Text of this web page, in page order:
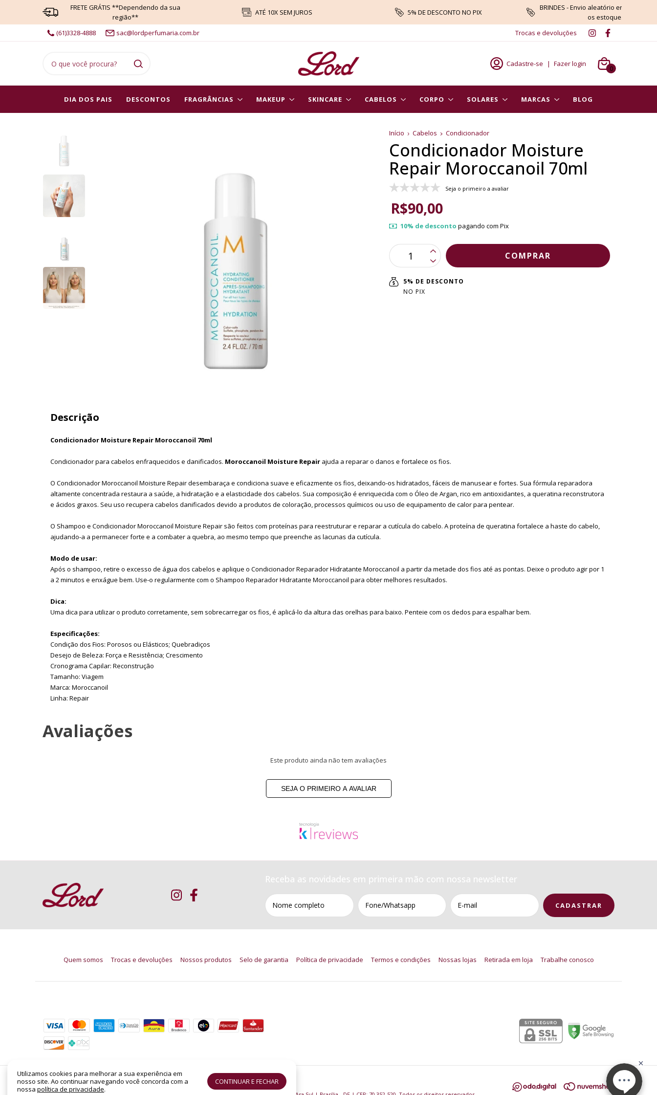
FRETE GRÁTIS **Dependendo da sua
região**
ATÉ 10X SEM JUROS 5% DE DESCONTO NO PIX
BRINDES - Envio aleatório enquanto
os estoques
(61)3328-4888
sac@lordperfumaria.com.br Trocas e devoluções
Cadastre-se | Fazer login
0
DIA DOS PAIS DESCONTOS FRAGRÂNCIAS MAKEUP SKINCARE CABELOS CORPO SOLARES MARCAS BLOG
Utilizamos cookies para melhorar a sua experiência em
nosso site. Ao continuar navegando você concorda com a
nossa política de privacidade.
CONTINUAR E FECHAR
Início Cabelos Condicionador
Condicionador Moisture
Repair Moroccanoil 70ml
Seja o primeiro a avaliar
R$90,00
10% de desconto pagando com Pix
5% DE DESCONTO
NO PIX
Descrição
Condicionador Moisture Repair Moroccanoil 70ml
Condicionador para cabelos enfraquecidos e danificados. Moroccanoil Moisture Repair ajuda a reparar o danos e fortalece os fios.
O Condicionador Moroccanoil Moisture Repair desembaraça e condiciona suave e eficazmente os fios, deixando-os hidratados, fáceis de manusear e fortes. Sua fórmula reparadora
altamente concentrada restaura a saúde, a hidratação e a elasticidade dos cabelos. Sua composição é enriquecida com o Óleo de Argan, rico em antioxidantes, a queratina reconstrutora
e ácidos graxos. Seu uso recupera cabelos danificados devido a produtos de coloração, processos químicos ou uso de equipamento de calor para pentear.
O Shampoo e Condicionador Moroccanoil Moisture Repair são feitos com proteínas para reestruturar e reparar a cutícula do cabelo. A proteína de queratina fortalece a haste do cabelo,
ajudando-a a permanecer forte e a combater a quebra, ao mesmo tempo que preenche as lacunas da cutícula.
Modo de usar:
Após o shampoo, retire o excesso de água dos cabelos e aplique o Condicionador Reparador Hidratante Moroccanoil a partir da metade dos fios até as pontas. Deixe o produto agir por 1
a 2 minutos e enxágue bem. Use-o regularmente com o Shampoo Reparador Hidratante Moroccanoil para obter melhores resultados.
Dica:
Uma dica para utilizar o produto corretamente, sem sobrecarregar os fios, é aplicá-lo da altura das orelhas para baixo. Penteie com os dedos para espalhar bem.
Especificações:
Condição dos Fios: Porosos ou Elásticos; Quebradiços
Desejo de Beleza: Força e Resistência; Crescimento
Cronograma Capilar: Reconstrução
Tamanho: Viagem
Marca: Moroccanoil
Linha: Repair
Avaliações
Este produto ainda não tem avaliações
SEJA O PRIMEIRO A AVALIAR
Receba as novidades em primeira mão com nossa newsletter
Quem somos Trocas e devoluções Nossos produtos Selo de garantia Política de privacidade Termos e condições Nossas lojas Retirada em loja Trabalhe conosco
Condicionador Moisture Repair Moroccanoil 70ml- Lord Perfumaria